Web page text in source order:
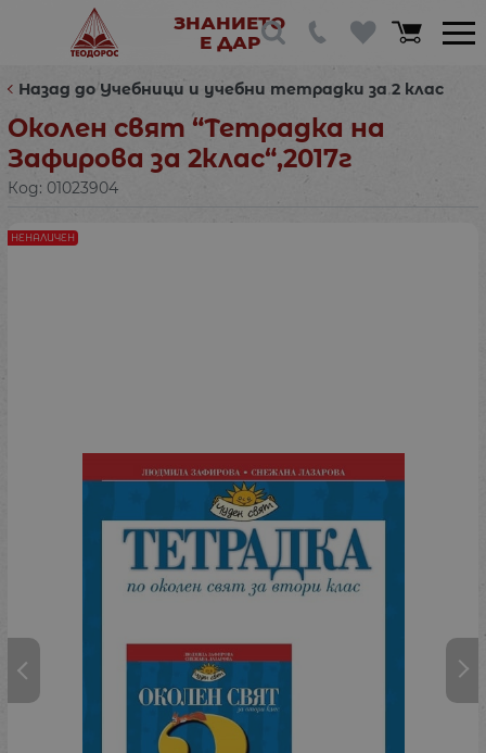
ЗНАНИЕТО
Е ДАР
Назад до Учебници и учебни тетрадки за 2 клас
Околен свят “Тетрадка на
Зафирова за 2клас“,2017г
Код: 01023904
НЕНАЛИЧЕН